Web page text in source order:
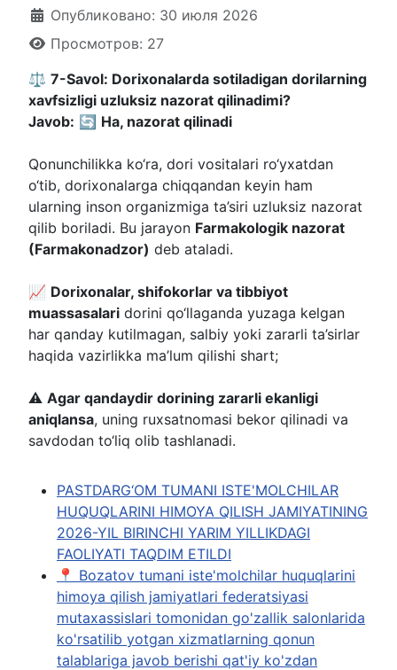
Опубликовано: 30 июля 2026
Просмотров: 27
⚖️ 7-Savol: Dorixonalarda sotiladigan dorilarning
xavfsizligi uzluksiz nazorat qilinadimi?
Javob: 🔄 Ha, nazorat qilinadi
Qonunchilikka ko‘ra, dori vositalari ro‘yxatdan
o‘tib, dorixonalarga chiqqandan keyin ham
ularning inson organizmiga ta’siri uzluksiz nazorat
qilib boriladi. Bu jarayon Farmakologik nazorat
(Farmakonadzor) deb ataladi.
📈 Dorixonalar, shifokorlar va tibbiyot
muassasalari dorini qo‘llaganda yuzaga kelgan
har qanday kutilmagan, salbiy yoki zararli ta’sirlar
haqida vazirlikka ma’lum qilishi shart;
⚠️ Agar qandaydir dorining zararli ekanligi
aniqlansa, uning ruxsatnomasi bekor qilinadi va
savdodan to‘liq olib tashlanadi.
PASTDARG‘OM TUMANI ISTE'MOLCHILAR
HUQUQLARINI HIMOYA QILISH JAMIYATINING
2026-YIL BIRINCHI YARIM YILLIKDAGI
FAOLIYATI TAQDIM ETILDI
📍 Bozatov tumani iste'molchilar huquqlarini
himoya qilish jamiyatlari federatsiyasi
mutaxassislari tomonidan go'zallik salonlarida
ko'rsatilib yotgan xizmatlarning qonun
talablariga javob berishi qat'iy ko'zdan